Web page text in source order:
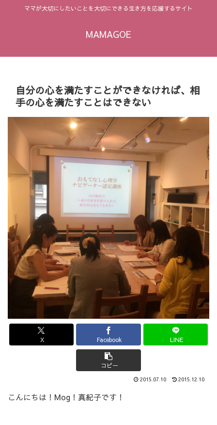
ママが大切にしたいことを大切にできる生き方を応援するサイト
MAMAGOE
自分の心を満たすことができなければ、相
手の心を満たすことはできない
X Facebook LINE
コピー
2015.07.10 2015.12.10
こんにちは！Mog！真紀子です！